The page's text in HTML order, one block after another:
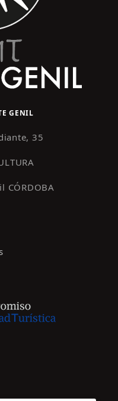
GENIL
35
CÓRDOBA